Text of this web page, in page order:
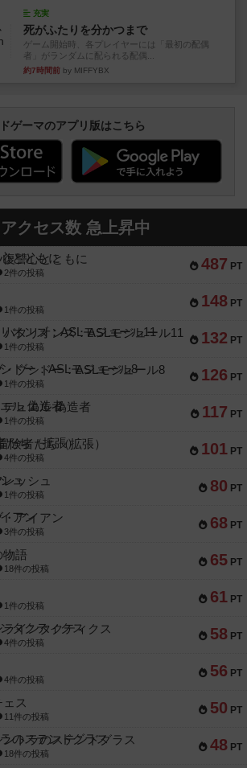
充実
死がふたりを分かつまで
ゲーム開始時、各プレイヤーには「最初の配偶
者」がランダムに配られる配偶...
約7時間前 by MIFFYBX
ゲーマのアプリ版はこちら
アクセス数 急上昇中
487 PT
讐心とともに
2件の投稿
148 PT
1件の投稿
132 PT
タリオンズ：ASLモジュール11
1件の投稿
126 PT
・ブシドー：ASLモジュール8
1件の投稿
117 PT
ュエル 偽造者
1件の投稿
101 PT
険者たち（拡張）
4件の投稿
80 PT
ッシュ
1件の投稿
68 PT
アイアン
3件の投稿
65 PT
物語
18件の投稿
61 PT
1件の投稿
58 PT
インタクティクス
4件の投稿
56 PT
4件の投稿
50 PT
ス
11件の投稿
48 PT
トラのステンドグラス
18件の投稿